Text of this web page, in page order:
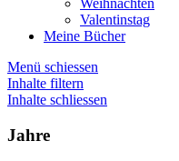
Weihnachten
Valentinstag
Meine Bücher
Menü schiessen
Inhalte filtern
Inhalte schliessen
Jahre